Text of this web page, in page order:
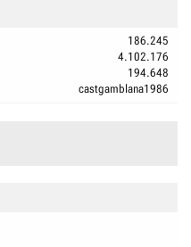
186.245
4.102.176
194.648
castgamblana1986